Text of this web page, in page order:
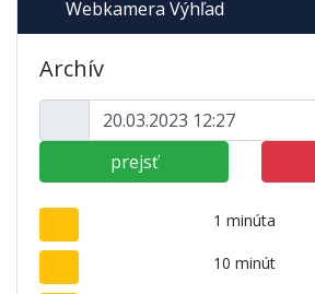
Webkamera Výhľad
Archív
prejsť
1 minúta
10 minút